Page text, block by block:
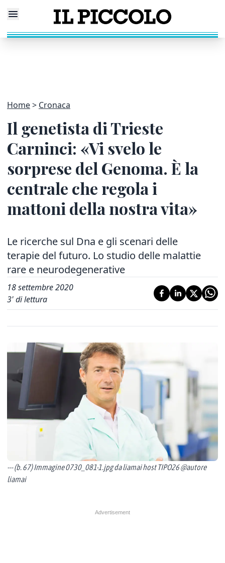
Home Cronaca
Il genetista di Trieste
Carninci: «Vi svelo le
sorprese del Genoma. È la
centrale che regola i
mattoni della nostra vita»
Le ricerche sul Dna e gli scenari delle
terapie del futuro. Lo studio delle malattie
rare e neurodegenerative
18 settembre 2020
3' di lettura
--- (b. 67) Immagine 0730_081-1.jpg da liamai host TIPO26 @autore
liamai